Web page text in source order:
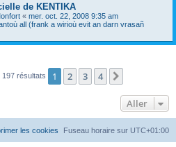
de KENTIKA
« mer. oct. 22, 2008 9:35 am
all (frank a wirioù evit an darn vrasañ
résultats 1 2 3 4
Aller
Fuseau horaire sur UTC+01:00
les cookies